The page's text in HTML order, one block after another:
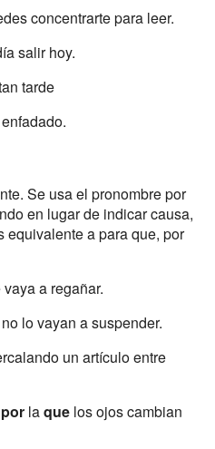
concentrarte para leer.
salir hoy.
tarde
Se usa el pronombre por
en lugar de indicar causa,
equivalente a para que, por
a regañar.
lo vayan a suspender.
un artículo entre
porlaquelos ojos cambian